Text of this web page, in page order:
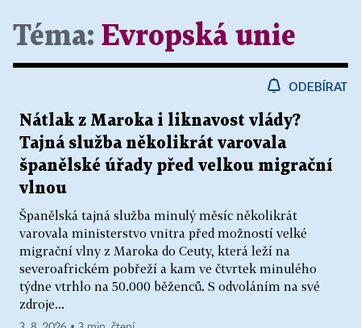
Téma: Evropská unie
ODEBÍRAT
Nátlak z Maroka i liknavost vlády?
Tajná služba několikrát varovala
španělské úřady před velkou migrační
vlnou
Španělská tajná služba minulý měsíc několikrát
varovala ministerstvo vnitra před možností velké
migrační vlny z Maroka do Ceuty, která leží na
severoafrickém pobřeží a kam ve čtvrtek minulého
týdne vtrhlo na 50.000 běženců. S odvoláním na své
zdroje...